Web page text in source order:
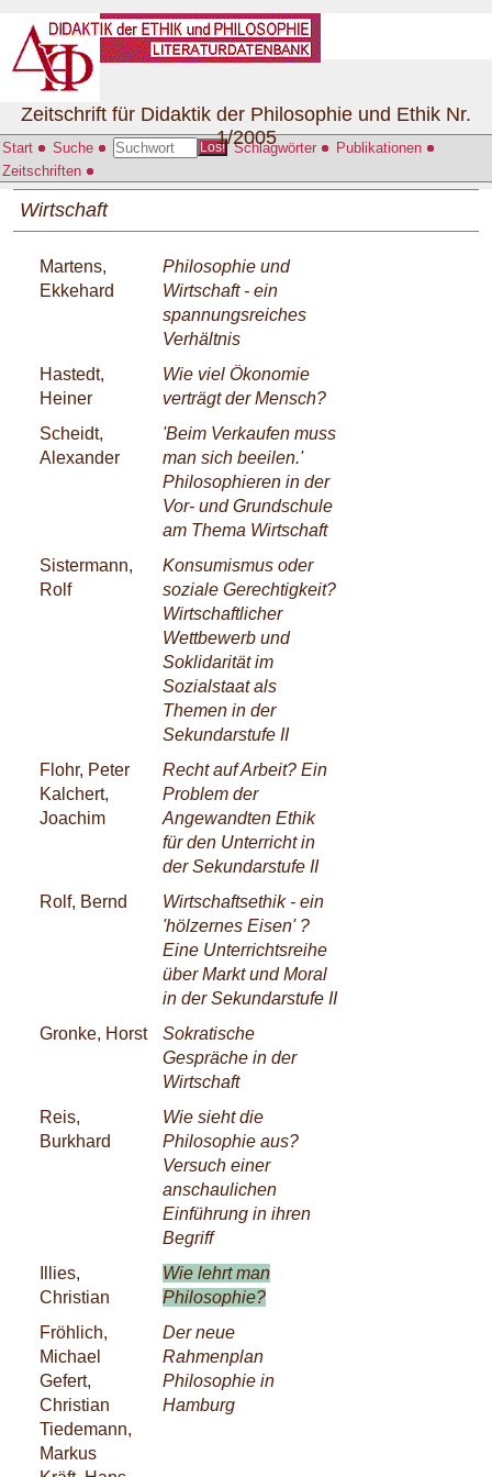
Start Suche Los! Schlagwörter
Publikationen
Zeitschriften
Zeitschrift für Didaktik der Philosophie und Ethik Nr.
1/2005
Wirtschaft
Martens,
Ekkehard
Philosophie und
Wirtschaft - ein
spannungsreiches
Verhältnis
Hastedt,
Heiner
Wie viel Ökonomie
verträgt der Mensch?
Scheidt,
Alexander
'Beim Verkaufen muss
man sich beeilen.'
Philosophieren in der
Vor- und Grundschule
am Thema Wirtschaft
Sistermann,
Rolf
Konsumismus oder
soziale Gerechtigkeit?
Wirtschaftlicher
Wettbewerb und
Soklidarität im
Sozialstaat als
Themen in der
Sekundarstufe II
Flohr, Peter
Kalchert,
Joachim
Recht auf Arbeit? Ein
Problem der
Angewandten Ethik
für den Unterricht in
der Sekundarstufe II
Rolf, Bernd
Wirtschaftsethik - ein
'hölzernes Eisen' ?
Eine Unterrichtsreihe
über Markt und Moral
in der Sekundarstufe II
Gronke, Horst
Sokratische
Gespräche in der
Wirtschaft
Reis,
Burkhard
Wie sieht die
Philosophie aus?
Versuch einer
anschaulichen
Einführung in ihren
Begriff
Illies,
Christian
Wie lehrt man
Philosophie?
Fröhlich,
Michael
Gefert,
Christian
Tiedemann,
Markus
Der neue
Rahmenplan
Philosophie in
Hamburg